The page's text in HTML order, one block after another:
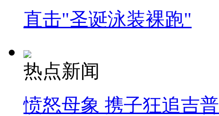
直击"圣诞泳装裸跑"
热点新闻
愤怒母象 携子狂追吉